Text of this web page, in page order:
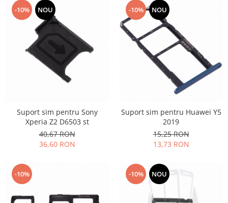
-10% NOU
Suport sim pentru Sony
Xperia Z2 D6503 st
40,67 RON
36,60 RON
-10% NOU
Suport sim pentru Huawei Y5
2019
15,25 RON
13,73 RON
-10% -10% NOU